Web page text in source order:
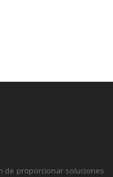
de proporcionar soluciones